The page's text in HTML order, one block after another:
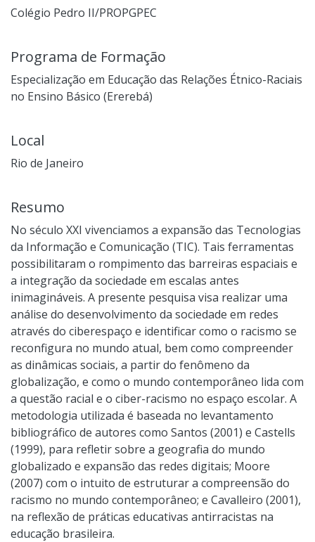
Colégio Pedro II/PROPGPEC
Programa de Formação
Especialização em Educação das Relações Étnico-Raciais
no Ensino Básico (Ererebá)
Local
Rio de Janeiro
Resumo
No século XXI vivenciamos a expansão das Tecnologias
da Informação e Comunicação (TIC). Tais ferramentas
possibilitaram o rompimento das barreiras espaciais e
a integração da sociedade em escalas antes
inimagináveis. A presente pesquisa visa realizar uma
análise do desenvolvimento da sociedade em redes
através do ciberespaço e identificar como o racismo se
reconfigura no mundo atual, bem como compreender
as dinâmicas sociais, a partir do fenômeno da
globalização, e como o mundo contemporâneo lida com
a questão racial e o ciber-racismo no espaço escolar. A
metodologia utilizada é baseada no levantamento
bibliográfico de autores como Santos (2001) e Castells
(1999), para refletir sobre a geografia do mundo
globalizado e expansão das redes digitais; Moore
(2007) com o intuito de estruturar a compreensão do
racismo no mundo contemporâneo; e Cavalleiro (2001),
na reflexão de práticas educativas antirracistas na
educação brasileira.